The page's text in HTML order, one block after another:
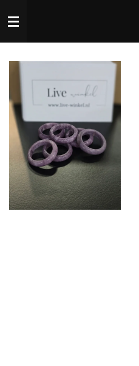
direct
hoofdinhoud